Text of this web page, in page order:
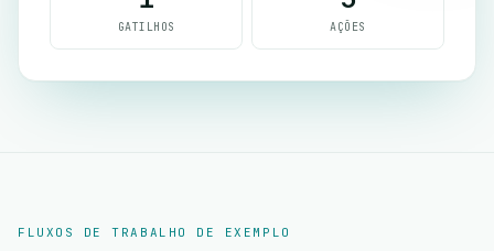
GATILHOS AÇÕES
FLUXOS DE TRABALHO DE EXEMPLO